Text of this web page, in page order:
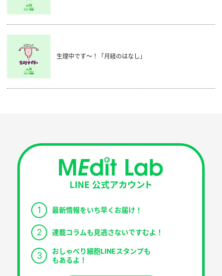
生理中です～！「月経のはなし」
1 最新情報をいち早くお届け！
2 連載コラムも見逃さないですむよ！
3
おしゃべり細胞LINEスタンプも
もあるよ！